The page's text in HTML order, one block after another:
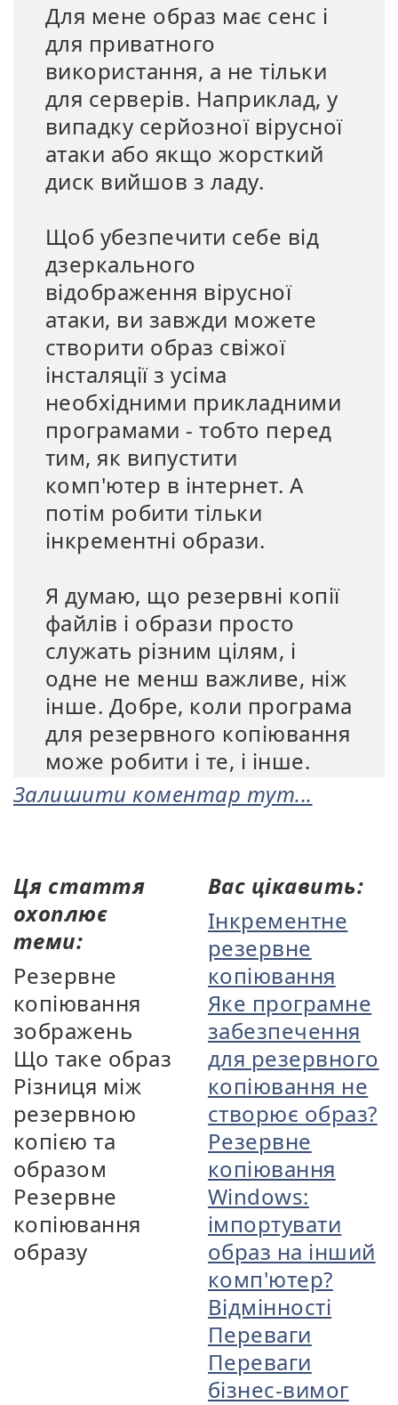
Для мене образ має сенс і
для приватного
використання, а не тільки
для серверів. Наприклад, у
випадку серйозної вірусної
атаки або якщо жорсткий
диск вийшов з ладу.
Щоб убезпечити себе від
дзеркального
відображення вірусної
атаки, ви завжди можете
створити образ свіжої
інсталяції з усіма
необхідними прикладними
програмами - тобто перед
тим, як випустити
комп'ютер в інтернет. А
потім робити тільки
інкрементні образи.
Я думаю, що резервні копії
файлів і образи просто
служать різним цілям, і
одне не менш важливе, ніж
інше. Добре, коли програма
для резервного копіювання
може робити і те, і інше.
Залишити коментар тут...
Ця стаття
охоплює
теми:
Резервне
копіювання
зображень
Що таке образ
Різниця між
резервною
копією та
образом
Резервне
копіювання
образу
Вас цікавить:
Інкрементне
резервне
копіювання
Яке програмне
забезпечення
для резервного
копіювання не
створює образ?
Резервне
копіювання
Windows:
імпортувати
образ на інший
комп'ютер?
Відмінності
Переваги
Переваги
бізнес-вимог